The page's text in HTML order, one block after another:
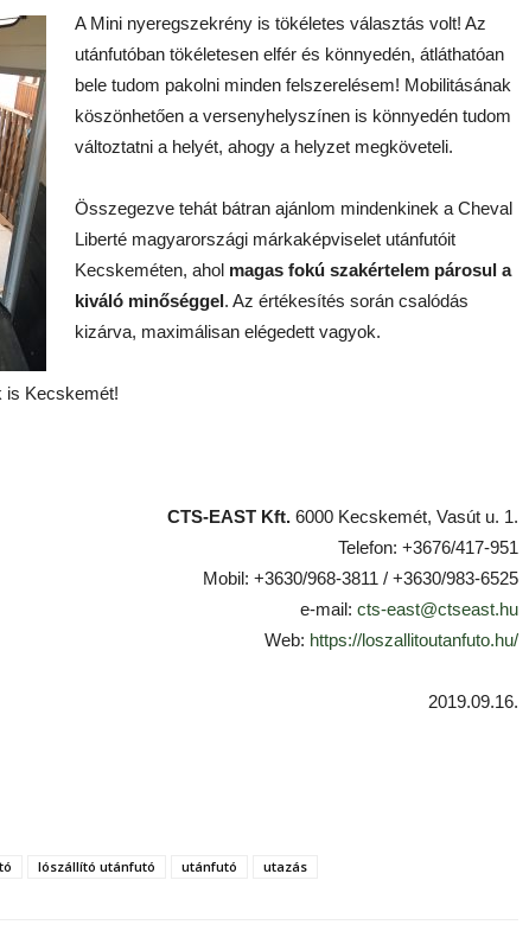
A Mini nyeregszekrény is tökéletes választás volt! Az
utánfutóban tökéletesen elfér és könnyedén, átláthatóan
bele tudom pakolni minden felszerelésem! Mobilitásának
köszönhetően a versenyhelyszínen is könnyedén tudom
változtatni a helyét, ahogy a helyzet megköveteli.
Összegezve tehát bátran ajánlom mindenkinek a Cheval
Liberté magyarországi márkaképviselet utánfutóit
Kecskeméten, ahol magas fokú szakértelem párosul a
kiváló minőséggel. Az értékesítés során csalódás
kizárva, maximálisan elégedett vagyok.
is Kecskemét!
CTS-EAST Kft. 6000 Kecskemét, Vasút u. 1.
Telefon: +3676/417-951
Mobil: +3630/968-3811 / +3630/983-6525
e-mail: cts-east@ctseast.hu
Web: https://loszallitoutanfuto.hu/
2019.09.16.
lószállító utánfutó utánfutó utazás